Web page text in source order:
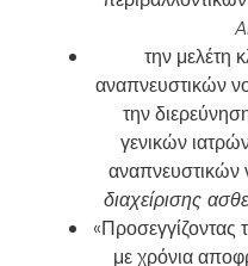
την μελέτη
αναπνευστικών
την
γενικών
διαχείρισης
«Προσεγγίζοντας
με χρόνια